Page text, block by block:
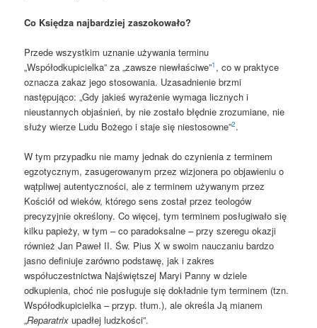
Co Księdza najbardziej zaszokowało?
Przede wszystkim uznanie używania terminu
„Współodkupicielka” za „zawsze niewłaściwe”1 , co w praktyce
oznacza zakaz jego stosowania. Uzasadnienie brzmi
następująco: „Gdy jakieś wyrażenie wymaga licznych i
nieustannych objaśnień, by nie zostało błędnie zrozumiane, nie
służy wierze Ludu Bożego i staje się niestosowne”2.
W tym przypadku nie mamy jednak do czynienia z terminem
egzotycznym, zasugerowanym przez wizjonera po objawieniu o
wątpliwej autentyczności, ale z terminem używanym przez
Kościół od wieków, którego sens został przez teologów
precyzyjnie określony. Co więcej, tym terminem posługiwało się
kilku papieży, w tym – co paradoksalne – przy szeregu okazji
również Jan Paweł II. Św. Pius X w swoim nauczaniu bardzo
jasno definiuje zarówno podstawę, jak i zakres
współuczestnictwa Najświętszej Maryi Panny w dziele
odkupienia, choć nie posługuje się dokładnie tym terminem (tzn.
Współodkupicielka – przyp. tłum.), ale określa Ją mianem
„Reparatrix upadłej ludzkości”.